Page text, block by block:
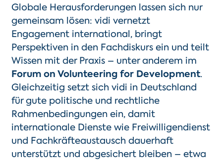
Globale Herausforderungen lassen sich nur
gemeinsam lösen: vidi vernetzt
Engagement international, bringt
Perspektiven in den Fachdiskurs ein und teilt
Wissen mit der Praxis – unter anderem im
Forum onVolunteeringfor Development.
Gleichzeitig setzt sich vidi in Deutschland
für gute politische und rechtliche
Rahmenbedingungen ein, damit
internationale Dienste wie Freiwilligendienst
und Fachkräfteaustausch dauerhaft
unterstützt und abgesichert bleiben – etwa